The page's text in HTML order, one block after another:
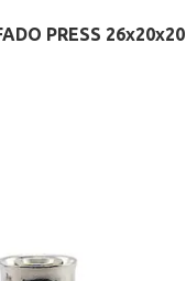
PRESS 26х20х20